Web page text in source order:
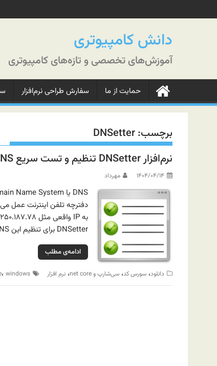
به
دانش کامپیوتری
آموزش‌های تخصصی و تازه‌های کامپیوتری
حمایت از ما سفارش طراحی نرم‌افزار
برچسب:DNSetter
نرم‌افزار DNSetter تنظیم و تست سریع DNS در ویندوز
۱۴۰۴/۰۴/۱۴ مهرداد
DNSetter برای تنظیم این DNS در سیستم به کار می‌آید.
ادامه‌ی مطلب
دانلود، سورس کد، سی‌شارپ و net core ، نرم افزار ، windows